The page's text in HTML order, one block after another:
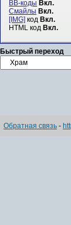
BB-коды Вкл.
Смайлы Вкл.
[IMG] код Вкл.
HTML код Вкл.
Быстрый переход
Обратная связь -